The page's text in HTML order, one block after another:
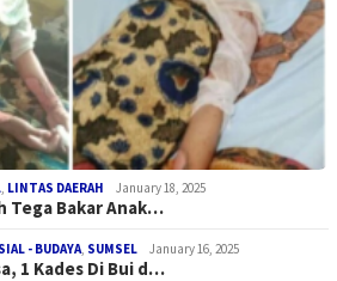
, LINTAS DAERAH January 18, 2025
Tega Bakar Anak…
- BUDAYA, SUMSEL January 16, 2025
1 Kades Di Bui d…